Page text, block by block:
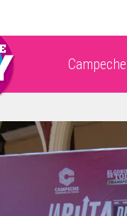
Campeche